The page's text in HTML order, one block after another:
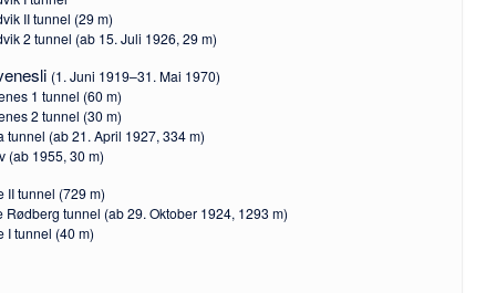
II tunnel (29 m)
2 tunnel (ab 15. Juli 1926, 29 m)
(1. Juni 1919–31. Mai 1970)
1 tunnel (60 m)
2 tunnel (30 m)
tunnel (ab 21. April 1927, 334 m)
(ab 1955, 30 m)
II tunnel (729 m)
Rødberg tunnel (ab 29. Oktober 1924, 1293 m)
I tunnel (40 m)